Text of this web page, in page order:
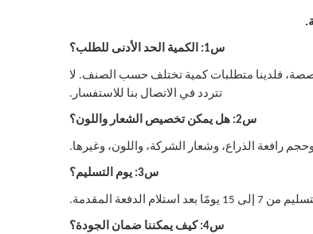
س1: الكمية الحد الأدنى للطلب؟
فلدينا متطلبات كمية تختلف حسب الصنف. لا
تتردد في الاتصال بنا للاستفسار.
س2: هل يمكن تخصيص الشعار واللون؟
رافعة الذراع، وشعار الشركة، واللون، وغيرها.
س3: يوم التسليم؟
المقدمة.
س4: كيف يمكننا ضمان الجودة؟